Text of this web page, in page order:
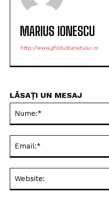
MARIUS IONESCU
http://www.ghidulbanatului.ro
LĂSAȚI UN MESAJ